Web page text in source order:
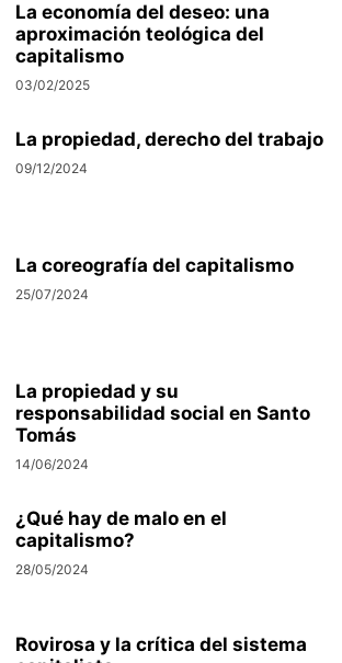
La economía del deseo: una
aproximación teológica del
capitalismo
03/02/2025
La propiedad, derecho del trabajo
09/12/2024
La coreografía del capitalismo
25/07/2024
La propiedad y su
responsabilidad social en Santo
Tomás
14/06/2024
¿Qué hay de malo en el
capitalismo?
28/05/2024
Rovirosa y la crítica del sistema